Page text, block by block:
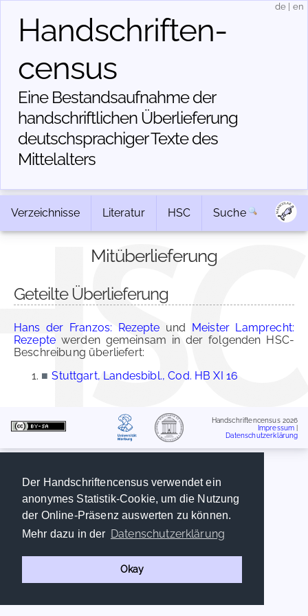
Der Handschriftencensus verwendet ein
anonymes Statistik-Cookie, um die Nutzung
der Online-Präsenz auswerten zu können.
Mehr dazu in der Datenschutzerklärung
Okay
Handschriften­
census
Eine Bestandsaufnahme der
handschriftlichen Über­lieferung
deutschsprachiger Texte des
Mittelalters
de en
Verzeichnisse Literatur HSC Suche
Mitüberlieferung
Geteilte Überlieferung
Hans der Franzos: Rezepte und Meister Lamprecht:
Rezepte werden gemeinsam in der folgenden HSC-
Beschreibung überliefert:
■ Stuttgart, Landesbibl., Cod. HB XI 16
Handschriftencensus 2026
Impressum
Datenschutzerklärung